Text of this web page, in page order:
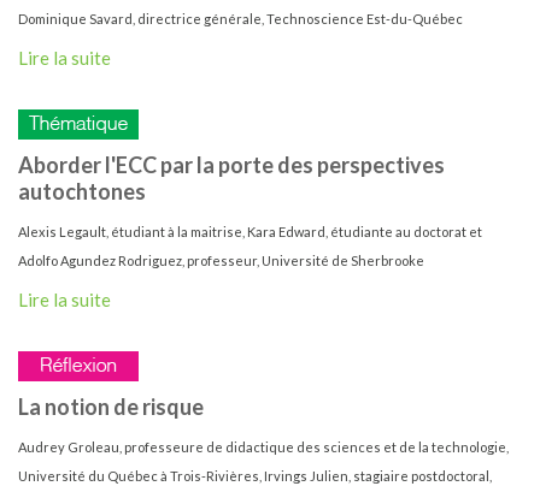
Dominique Savard, directrice générale, Technoscience Est-du-Québec
Lire la suite
Aborder l'ECC par la porte des perspectives
autochtones
Alexis Legault, étudiant à la maitrise, Kara Edward, étudiante au doctorat et
Adolfo Agundez Rodriguez, professeur, Université de Sherbrooke
Lire la suite
La notion de risque
Audrey Groleau, professeure de didactique des sciences et de la technologie,
Université du Québec à Trois-Rivières, Irvings Julien, stagiaire postdoctoral,